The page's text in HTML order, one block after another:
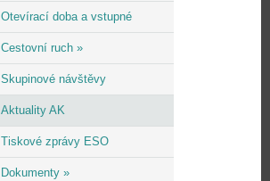
Otevírací doba a vstupné
Cestovní ruch »
Skupinové návštěvy
Aktuality AK
Tiskové zprávy ESO
Dokumenty »